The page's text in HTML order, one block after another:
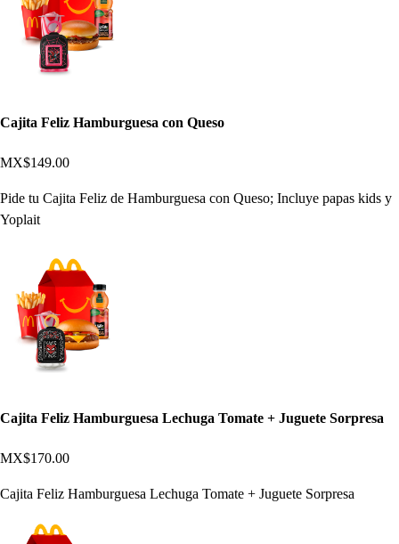
Cajita Feliz Hamburguesa con Queso
MX$149.00
Pide tu Cajita Feliz de Hamburguesa con Queso; Incluye papas kids y
Yoplait
Cajita Feliz Hamburguesa Lechuga Tomate + Juguete Sorpresa
MX$170.00
Cajita Feliz Hamburguesa Lechuga Tomate + Juguete Sorpresa